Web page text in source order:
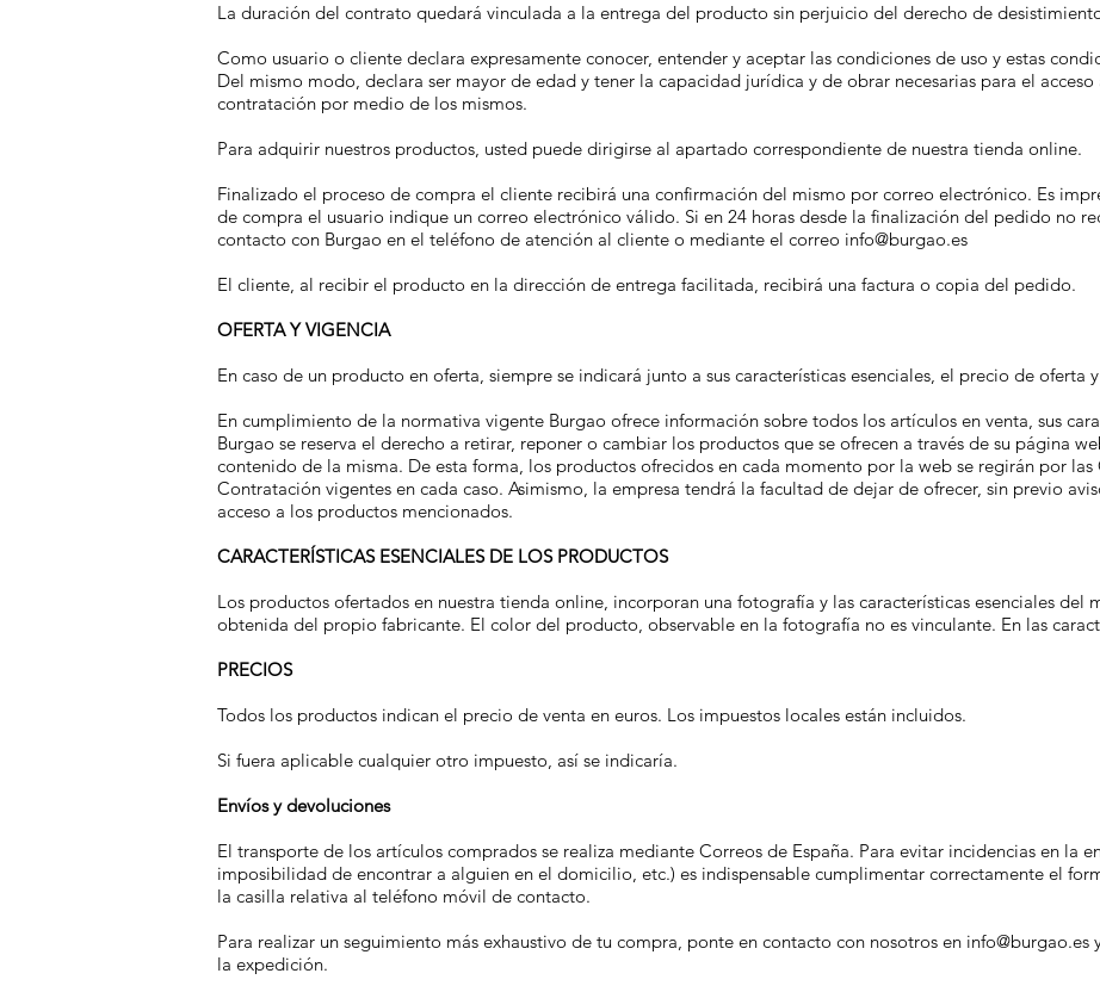
La duración del contrato quedará vinculada a la entrega del producto sin perjuicio del derecho de
Como usuario o cliente declara expresamente conocer, entender y aceptar las condiciones de uso y estas
Del mismo modo, declara ser mayor de edad y tener la capacidad jurídica y de obrar necesarias para el
contratación por medio de los mismos.
Para adquirir nuestros productos, usted puede dirigirse al apartado correspondiente de nuestra tienda online.
Finalizado el proceso de compra el cliente recibirá una confirmación del mismo por correo electrónico. Es
de compra el usuario indique un correo electrónico válido. Si en 24 horas desde la finalización del pedido no
contacto con Burgao en el teléfono de atención al cliente o mediante el correo info@burgao.es
El cliente, al recibir el producto en la dirección de entrega facilitada, recibirá una factura o copia del pedido.
OFERTA Y VIGENCIA
En caso de un producto en oferta, siempre se indicará junto a sus características esenciales, el precio de oferta
En cumplimiento de la normativa vigente Burgao ofrece información sobre todos los artículos en venta, sus
Burgao se reserva el derecho a retirar, reponer o cambiar los productos que se ofrecen a través de su página
contenido de la misma. De esta forma, los productos ofrecidos en cada momento por la web se regirán por las
Contratación vigentes en cada caso. Asimismo, la empresa tendrá la facultad de dejar de ofrecer, sin previo
acceso a los productos mencionados.
CARACTERÍSTICAS ESENCIALES DE LOS PRODUCTOS
Los productos ofertados en nuestra tienda online, incorporan una fotografía y las características esenciales del
obtenida del propio fabricante. El color del producto, observable en la fotografía no es vinculante. En las
PRECIOS
Todos los productos indican el precio de venta en euros. Los impuestos locales están incluidos.
Si fuera aplicable cualquier otro impuesto, así se indicaría.
Envíos y devoluciones
El transporte de los artículos comprados se realiza mediante Correos de España. Para evitar incidencias en la
imposibilidad de encontrar a alguien en el domicilio, etc.) es indispensable cumplimentar correctamente el
la casilla relativa al teléfono móvil de contacto.
Para realizar un seguimiento más exhaustivo de tu compra, ponte en contacto con nosotros en
la expedición.